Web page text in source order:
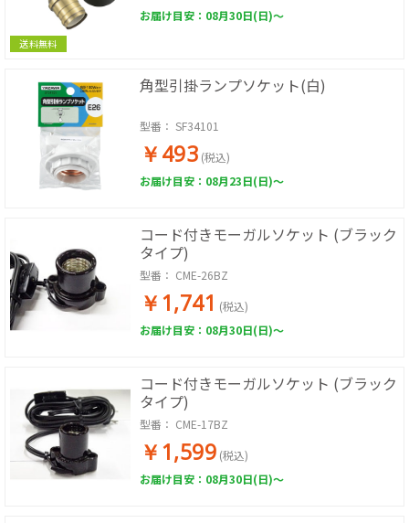
送料無料
お届け目安：08月30日(日)～
角型引掛ランプソケット(白)
型番： SF34101
￥493 (税込)
お届け目安：08月23日(日)～
コード付きモーガルソケット (ブラック
タイプ)
型番： CME-26BZ
￥1,741 (税込)
お届け目安：08月30日(日)～
コード付きモーガルソケット (ブラック
タイプ)
型番： CME-17BZ
￥1,599 (税込)
お届け目安：08月30日(日)～